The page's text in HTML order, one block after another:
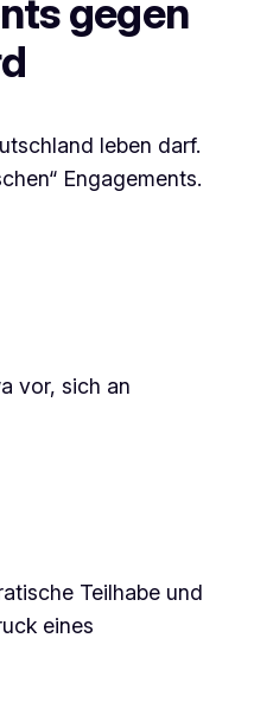
gegen
leben darf.
Engagements.
vor, sich an
Teilhabe und
eines